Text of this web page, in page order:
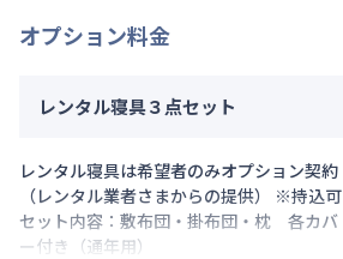
オプション料金
レンタル寝具３点セット
レンタル寝具は希望者のみオプション契約
（レンタル業者さまからの提供） ※持込可
セット内容：敷布団・掛布団・枕 各カバ
ー付き（通年用）